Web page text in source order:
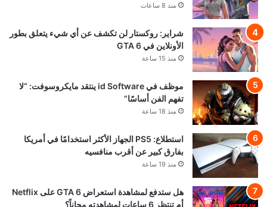
منذ 8 ساعات
شراير: روكستار لن تكشف عن أي شيء يتعلق بطور
الأونلاين في GTA 6
منذ 15 ساعة
موظف في id Software ينتقد مايكروسوفت: “لا
تفهم الفن أساسًا”
منذ 18 ساعة
استطلاع: PS5 الجهاز الأكثر استخدامًا في أمريكا
بفارق كبير عن أقرب منافسيه
منذ 19 ساعة
هل ستدفع لمشاهدة استعراض GTA 6 على Netflix
أم تنتظر 6 ساعات لمشاهدته مجاناً؟